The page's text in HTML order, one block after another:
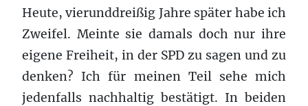
Heute, vierunddreißig Jahre später habe ich
Zweifel. Meinte sie damals doch nur ihre
eigene Freiheit, in der SPD zu sagen und zu
denken? Ich für meinen Teil sehe mich
jedenfalls nachhaltig bestätigt. In beiden